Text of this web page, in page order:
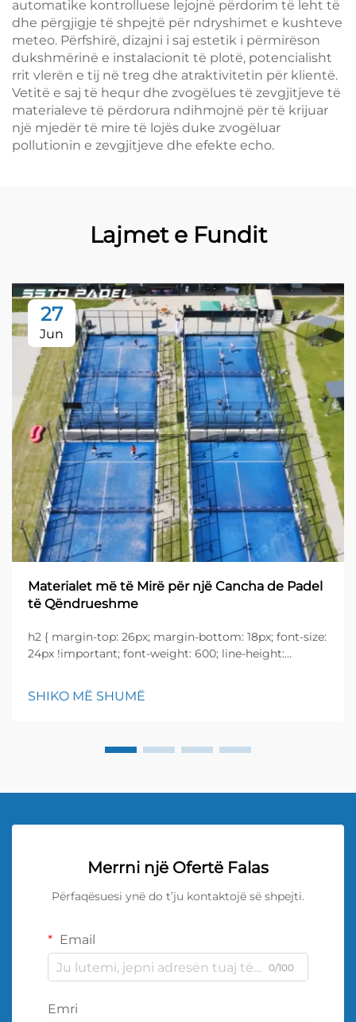
automatike kontrolluese lejojnë përdorim të leht të
dhe përgjigje të shpejtë për ndryshimet e kushteve
meteo. Përfshirë, dizajni i saj estetik i përmirëson
dukshmërinë e instalacionit të plotë, potencialisht
rrit vlerën e tij në treg dhe atraktivitetin për klientë.
Vetitë e saj të hequr dhe zvogëlues të zevgjitjeve të
materialeve të përdorura ndihmojnë për të krijuar
një mjedër të mire të lojës duke zvogëluar
pollutionin e zevgjitjeve dhe efekte echo.
Lajmet e Fundit
27
Jun
Materialet më të Mirë për një Cancha de Padel
të Qëndrueshme
h2 { margin-top: 26px; margin-bottom: 18px; font-size:
24px !important; font-weight: 600; line-height:
font-size: 20px !important; font-weight: 600; line-
height: ...}
SHIKO MË SHUMË
Merrni një Ofertë Falas
Përfaqësuesi ynë do t’ju kontaktojë së shpejti.
Email
0/100
Emri